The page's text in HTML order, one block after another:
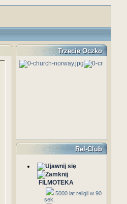
Trzecie Oczko
Rel-Club
FILMOTEKA
5000 lat religii w 90
sek.